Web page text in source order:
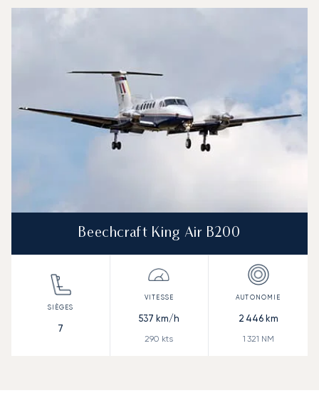
Beechcraft King Air B200
7
537 km/h
290 kts
2 446km
1 321 NM